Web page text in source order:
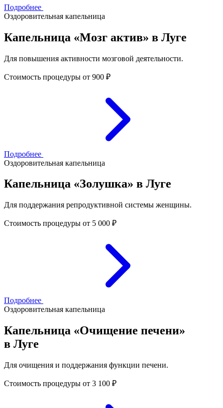
Подробнее
Оздоровительная капельница
Капельница «Мозг актив» в Луге
Для повышения активности мозговой деятельности.
Стоимость процедуры от 900 ₽
Подробнее
Оздоровительная капельница
Капельница «Золушка» в Луге
Для поддержания репродуктивной системы женщины.
Стоимость процедуры от 5 000 ₽
Подробнее
Оздоровительная капельница
Капельница «Очищение печени»
в Луге
Для очищения и поддержания функции печени.
Стоимость процедуры от 3 100 ₽